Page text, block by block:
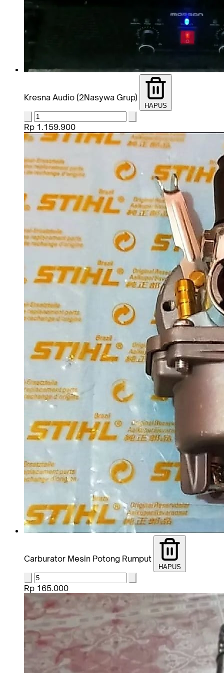
Kresna Audio (2Nasywa Grup)
HAPUS
Rp 1.159.900
Carburator Mesin Potong Rumput
HAPUS
Rp 165.000